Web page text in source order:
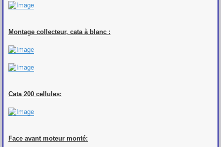
Montage collecteur, cata à blanc :
Cata 200 cellules:
Face avant moteur monté: